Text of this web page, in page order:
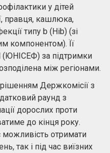
у дітей
правця, кашлюка,
типу b (Hib) (зі
компонентом). Її
за підтримки
між регіонами.
рішенням Держкомісії з
раунд з
дорослих проти
до кінця року.
отримати
так і під час виїзних